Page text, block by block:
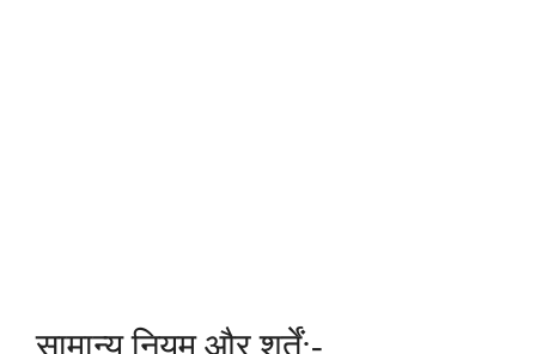
सामान्य नियम और शर्तें:-